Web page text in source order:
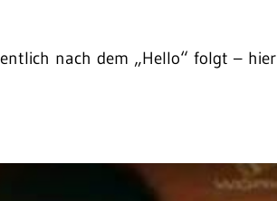
nach dem „Hello“ folgt – hier